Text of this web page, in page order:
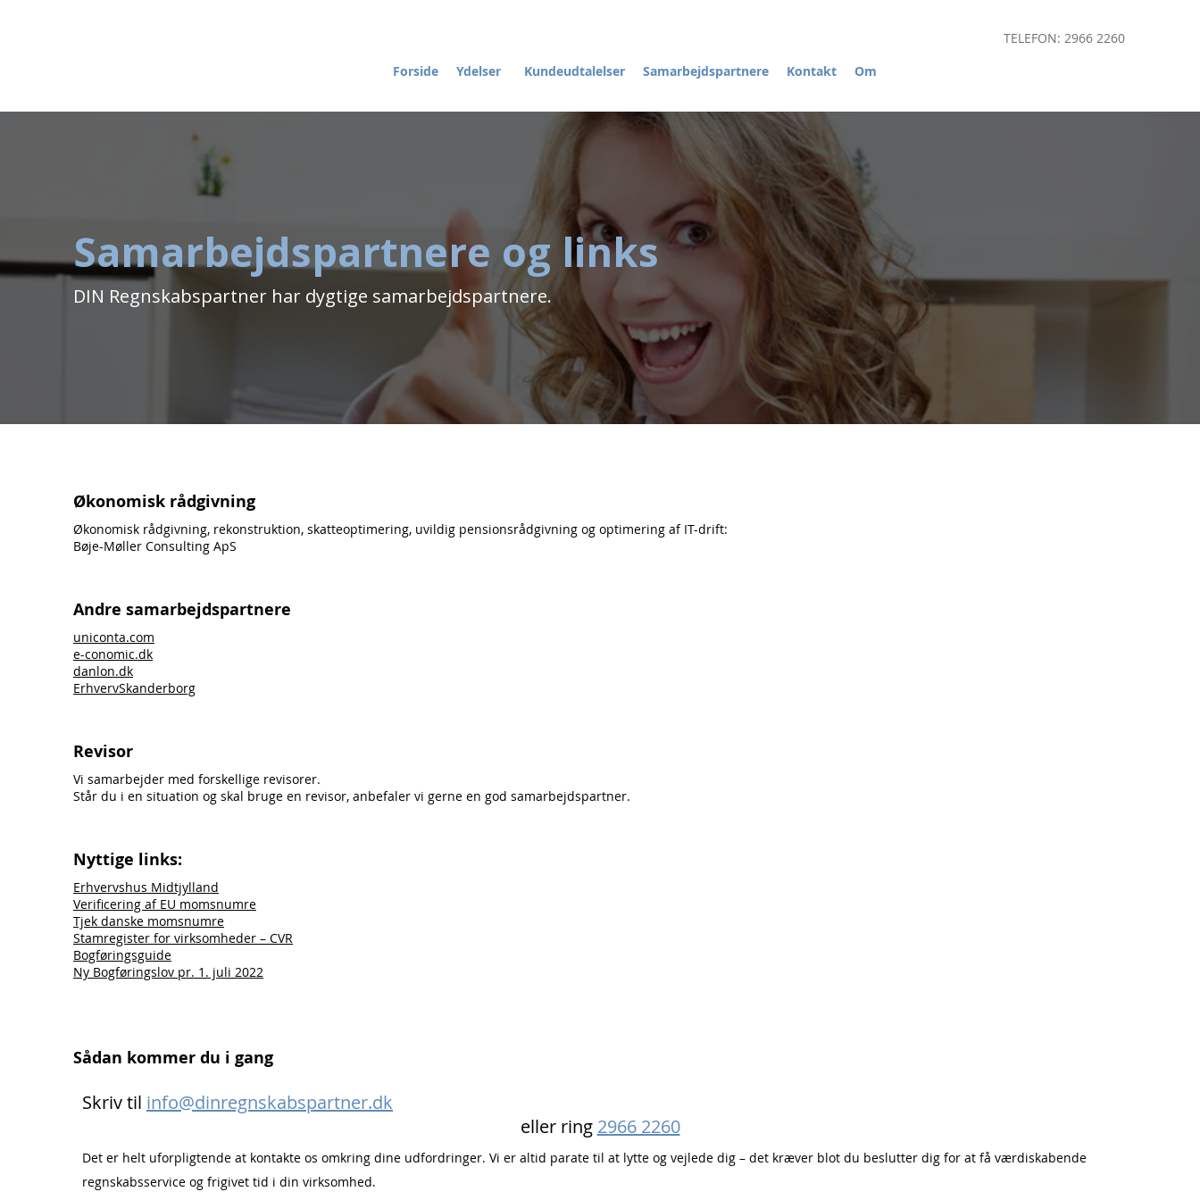
TELEFON: 2966 2260
Forside
Ydelser Kundeudtalelser Samarbejdspartnere Kontakt Om
Samarbejdspartnere og links
DIN Regnskabspartner har dygtige samarbejdspartnere.
Økonomisk rådgivning
Økonomisk rådgivning, rekonstruktion, skatteoptimering, uvildig pensionsrådgivning og optimering af IT-drift:
Bøje-Møller Consulting ApS
Andre samarbejdspartnere
uniconta.com
e-conomic.dk
danlon.dk
ErhvervSkanderborg
Revisor
Vi samarbejder med forskellige revisorer.
Står du i en situation og skal bruge en revisor, anbefaler vi gerne en god samarbejdspartner.
Nyttige links:
Erhvervshus Midtjylland
Verificering af EU momsnumre
Tjek danske momsnumre
Stamregister for virksomheder – CVR
Bogføringsguide
Ny Bogføringslov pr. 1. juli 2022
Sådan kommer du i gang
Skriv til info@dinregnskabspartner.dk
eller ring 2966 2260
Det er helt uforpligtende at kontakte os omkring dine udfordringer. Vi er altid parate til at lytte og vejlede dig – det kræver blot du beslutter dig for at få værdiskabende
regnskabsservice og frigivet tid i din virksomhed.